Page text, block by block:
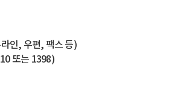
인, 우편, 팩스 등)
또는 1398)